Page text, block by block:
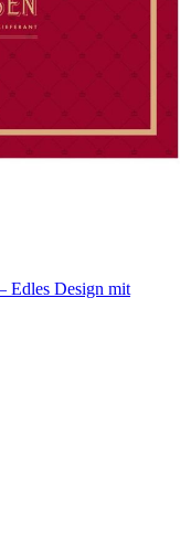
Edles Design mit